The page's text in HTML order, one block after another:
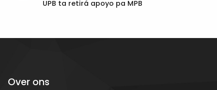
UPB ta retirá apoyo pa MPB
Over ons